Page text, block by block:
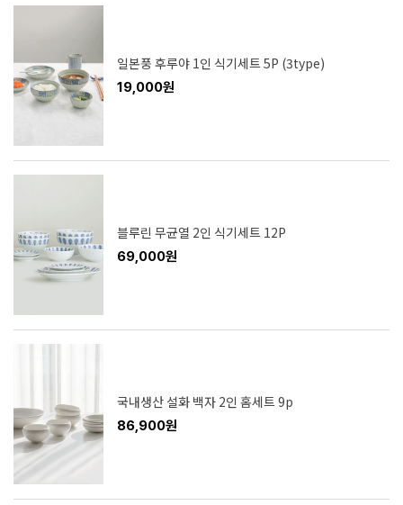
일본풍 후루야 1인 식기세트 5P (3type)
19,000원
블루린 무균열 2인 식기세트 12P
69,000원
국내생산 설화 백자 2인 홈세트 9p
86,900원